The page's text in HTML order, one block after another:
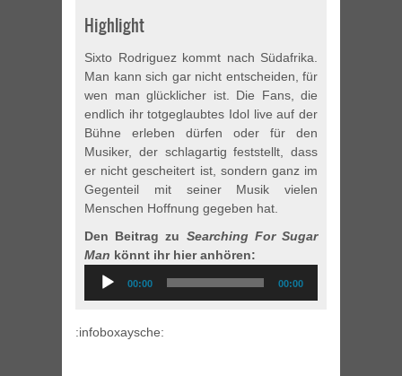
Highlight
Sixto Rodriguez kommt nach Südafrika.
Man kann sich gar nicht entscheiden, für
wen man glücklicher ist. Die Fans, die
endlich ihr totgeglaubtes Idol live auf der
Bühne erleben dürfen oder für den
Musiker, der schlagartig feststellt, dass
er nicht gescheitert ist, sondern ganz im
Gegenteil mit seiner Musik vielen
Menschen Hoffnung gegeben hat.
Den Beitrag zu Searching For Sugar
Man könnt ihr hier anhören:
Audio
Player
00:00 00:00
:infoboxaysche: